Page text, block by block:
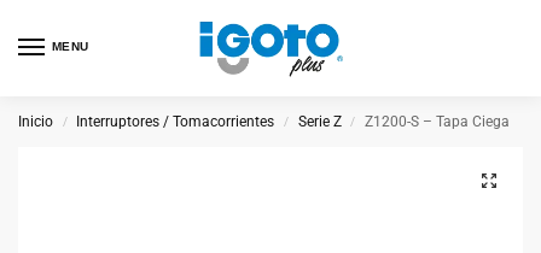
MENU
Inicio / Interruptores / Tomacorrientes / Serie Z / Z1200-S – Tapa Ciega